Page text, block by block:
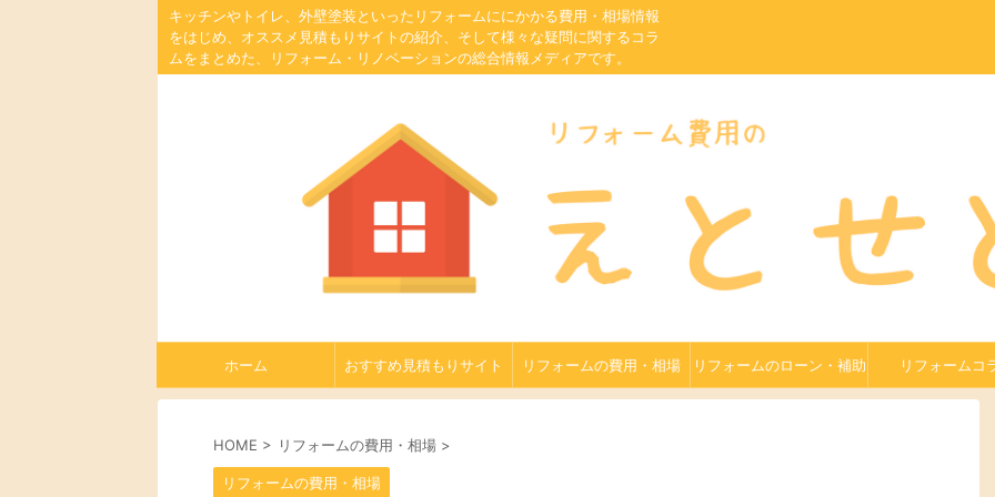
キッチンやトイレ、外壁塗装といったリフォームににかかる費用・相場情報
をはじめ、オススメ見積もりサイトの紹介、そして様々な疑問に関するコラ
ムをまとめた、リフォーム・リノベーションの総合情報メディアです。
ホーム おすすめ見積もりサイト リフォームの費用・相場 リフォームのローン・補助 リフォームコ
HOME > リフォームの費用・相場 >
リフォームの費用・相場